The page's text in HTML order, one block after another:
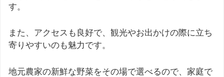
す。
また、アクセスも良好で、観光やお出かけの際に立ち
寄りやすいのも魅力です。
地元農家の新鮮な野菜をその場で選べるので、家庭で